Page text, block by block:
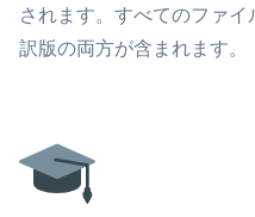
されます。すべてのファ
訳版の両方が含まれます。